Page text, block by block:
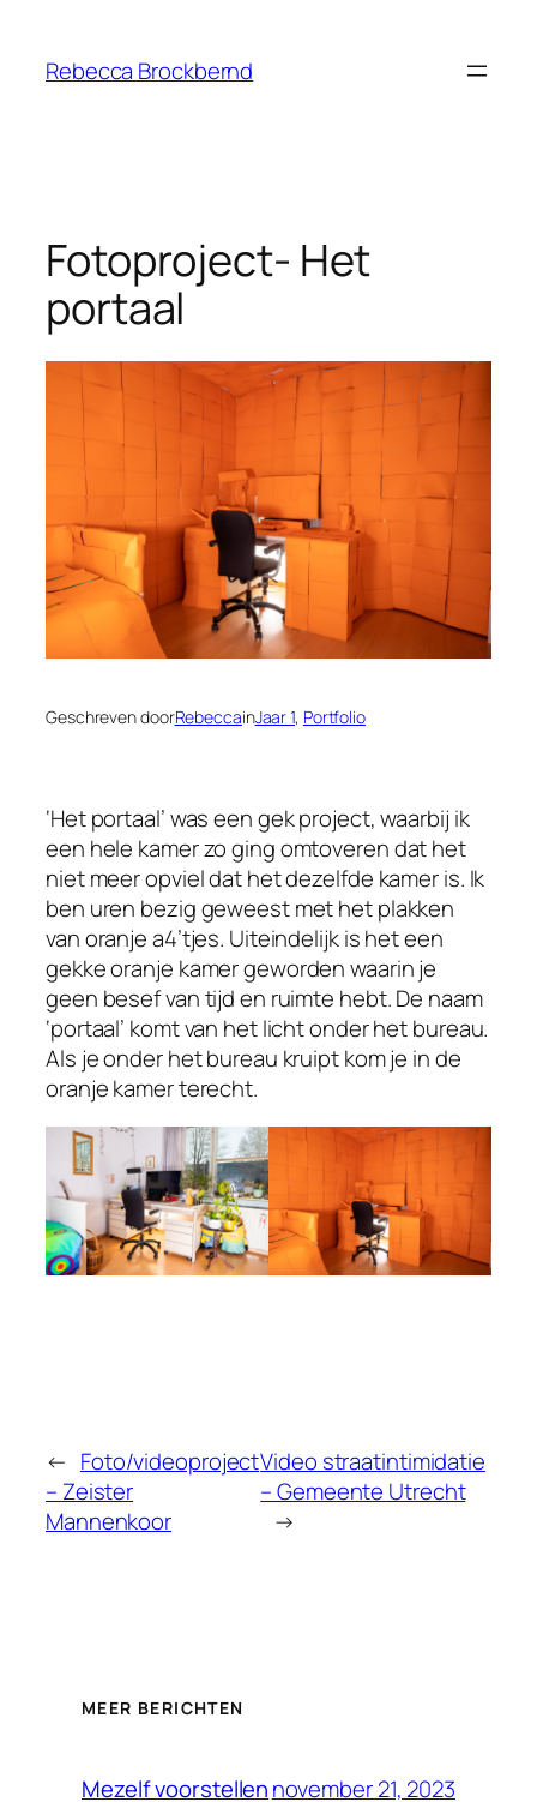
Rebecca Brockbernd
Fotoproject- Het
portaal
Geschreven doorRebeccainJaar 1, Portfolio
‘Het portaal’ was een gek project, waarbij ik
een hele kamer zo ging omtoveren dat het
niet meer opviel dat het dezelfde kamer is. Ik
ben uren bezig geweest met het plakken
van oranje a4’tjes. Uiteindelijk is het een
gekke oranje kamer geworden waarin je
geen besef van tijd en ruimte hebt. De naam
‘portaal’ komt van het licht onder het bureau.
Als je onder het bureau kruipt kom je in de
oranje kamer terecht.
← Foto/videoproject
– Zeister
Mannenkoor
Video straatintimidatie
– Gemeente Utrecht
→
MEER BERICHTEN
Mezelf voorstellennovember 21, 2023